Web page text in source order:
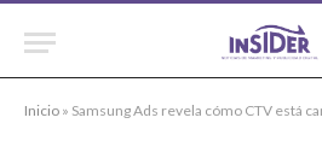
Inicio » Samsung Ads revela cómo CTV está cambiando la